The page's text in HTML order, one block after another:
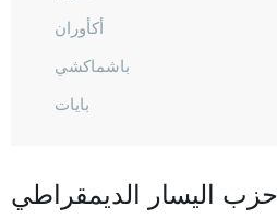
أكأوران
باشماكشي
بايات
بولفيدان
حزب اليسار الديمقراطي